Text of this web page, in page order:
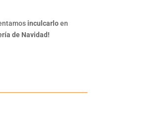
inculcarloen
de Navidad!